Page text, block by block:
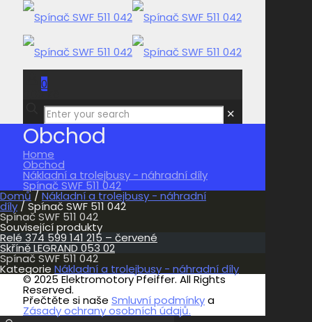
0
0,00 Kč
✕
Obchod
Home
Obchod
Nákladní a trolejbusy - náhradní díly
Spínač SWF 511 042
Domů / Nákladní a trolejbusy - náhradní
díly / Spínač SWF 511 042
Spínač SWF 511 042
Související produkty
Relé 374 599 141 215 – červené
Skříně LEGRAND 053 02
Spínač SWF 511 042
Kategorie Nákladní a trolejbusy - náhradní díly
© 2025 Elektromotory Pfeiffer. All Rights
Reserved.
Přečtěte si naše Smluvní podmínkya
Zásady ochrany osobních údajů.